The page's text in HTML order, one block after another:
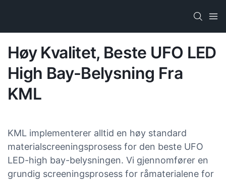
Høy Kvalitet, Beste UFO LED
High Bay-Belysning Fra
KML
KML implementerer alltid en høy standard
materialscreeningsprosess for den beste UFO
LED-high bay-belysningen. Vi gjennomfører en
grundig screeningsprosess for råmaterialene for